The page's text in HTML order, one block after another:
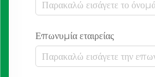
Επωνυμία εταιρείας